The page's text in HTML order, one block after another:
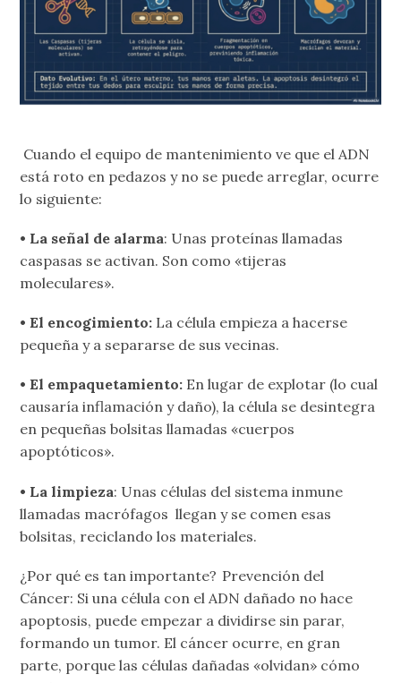
Cuando el equipo de mantenimiento ve que el ADN
está roto en pedazos y no se puede arreglar, ocurre
lo siguiente:
• La señal de alarma: Unas proteínas llamadas
caspasas se activan. Son como «tijeras
moleculares».
• El encogimiento: La célula empieza a hacerse
pequeña y a separarse de sus vecinas.
• El empaquetamiento: En lugar de explotar (lo cual
causaría inflamación y daño), la célula se desintegra
en pequeñas bolsitas llamadas «cuerpos
apoptóticos».
• La limpieza: Unas células del sistema inmune
llamadas macrófagos llegan y se comen esas
bolsitas, reciclando los materiales.
¿Por qué es tan importante? Prevención del
Cáncer: Si una célula con el ADN dañado no hace
apoptosis, puede empezar a dividirse sin parar,
formando un tumor. El cáncer ocurre, en gran
parte, porque las células dañadas «olvidan» cómo